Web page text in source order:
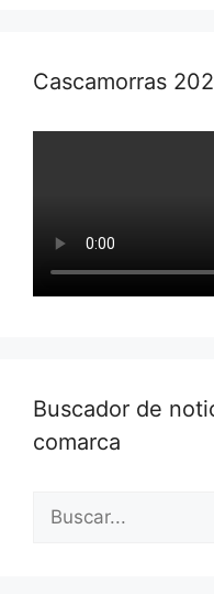
Cascamorras
Buscador de
comarca
Buscar: